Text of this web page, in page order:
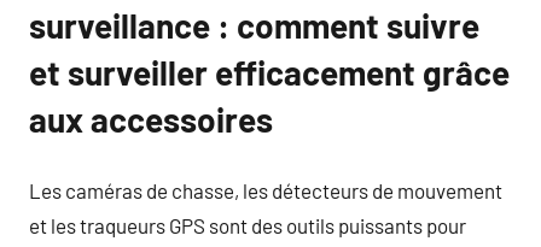
surveillance : comment suivre
et surveiller efficacement grâce
aux accessoires
Les caméras de chasse, les détecteurs de mouvement
et les traqueurs GPS sont des outils puissants pour